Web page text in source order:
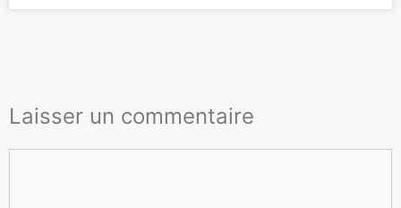
Laisser un commentaire